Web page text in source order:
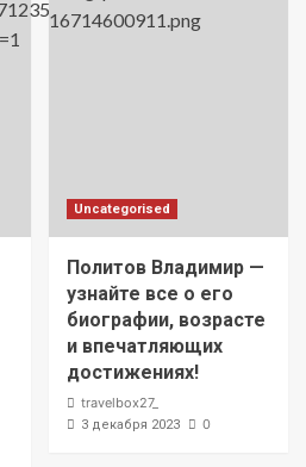
Uncategorised
Политов Владимир —
узнайте все о его
биографии, возрасте
и впечатляющих
достижениях!
travelbox27_
3 декабря 2023 0